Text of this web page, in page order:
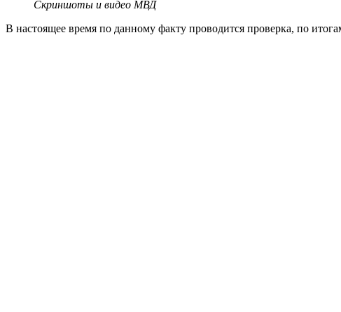
Скриншоты и видео МВД
В настоящее время по данному факту проводится проверка, по